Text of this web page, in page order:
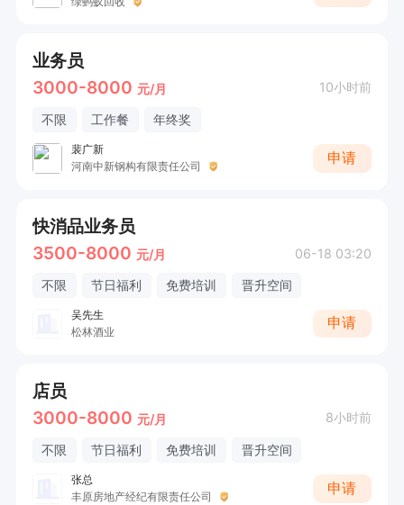
业务员
3000-8000 元/月 10小时前
不限 工作餐 年终奖
裴广新
河南中新钢构有限责任公司
申请
快消品业务员
3500-8000 元/月 06-18 03:20
不限 节日福利 免费培训 晋升空间
吴先生
松林酒业
申请
店员
3000-8000 元/月 8小时前
不限 节日福利 免费培训 晋升空间
张总
丰原房地产经纪有限责任公司
申请